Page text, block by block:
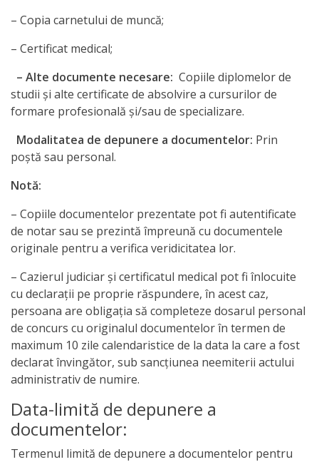
– Copia carnetului de muncă;
– Certificat medical;
– Alte documente necesare: Copiile diplomelor de
studii şi alte certificate de absolvire a cursurilor de
formare profesională şi/sau de specializare.
Modalitatea de depunere a documentelor: Prin
poștă sau personal.
Notă:
– Copiile documentelor prezentate pot fi autentificate
de notar sau se prezintă împreună cu documentele
originale pentru a verifica veridicitatea lor.
– Cazierul judiciar şi certificatul medical pot fi înlocuite
cu declaraţii pe proprie răspundere, în acest caz,
persoana are obligaţia să completeze dosarul personal
de concurs cu originalul documentelor în termen de
maximum 10 zile calendaristice de la data la care a fost
declarat învingător, sub sancţiunea neemiterii actului
administrativ de numire.
Data-limită de depunere a
documentelor:
Termenul limită de depunere a documentelor pentru